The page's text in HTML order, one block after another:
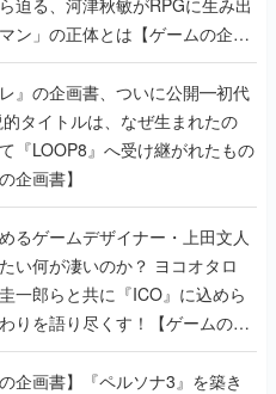
ン」の正体とは【ゲームの企画
レ』の企画書、ついに公開━初代
タイトルは、なぜ生まれたの
『LOOP8』へ受け継がれたもの
企画書】
るゲームデザイナー・上田文人
い何が凄いのか？ ヨコオタロ
一郎らと共に『ICO』に込めら
りを語り尽くす！【ゲームの企
の企画書】『ペルソナ3』を築き